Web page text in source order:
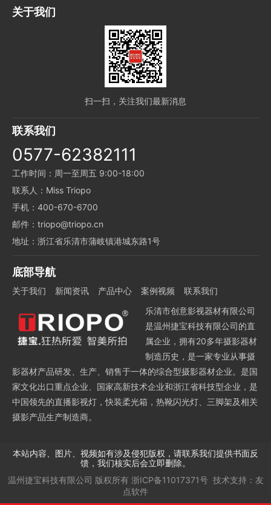
关于我们
扫一扫，关注我们最新消息
联系我们
0577-62382111
工作时间：周一至周五 9:00-18:00
联系人：Miss Triopo
手机：400-670-6700
邮件：triopo@triopo.cn
地址：浙江省乐清市蒲岐镇港城东路1号
底部导航
关于我们 新闻资讯 产品中心 案例视频
联系我们
乐清市创意影视器材有限公司
是温州捷宝科技有限公司的直
属企业，拥有20多年摄影器材
制造历史，是一家专业从事摄
影器材产品研发、生产、销售于一体的综合型摄影器材企业。是国
家文化出口重点企业、国家高新技术企业和浙江省科技型企业，是
中国领先的直播影视灯，快装柔光箱，热靴闪光灯、三脚架及相关
摄影产品生产制造商。
本站内容、图片、视频如有涉及侵犯版权，请联系我们提供书面反
馈，我们核实后会立即删除。
温州捷宝科技有限公司 版权所有 浙ICP备11017371号 技术支持： 友
点软件